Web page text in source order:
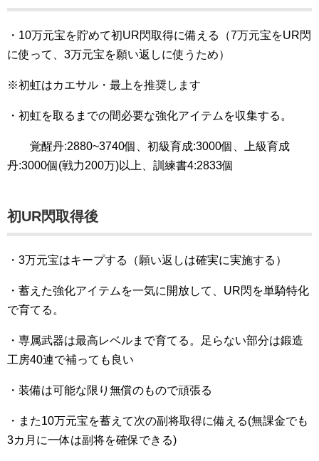
・10万元宝を貯めて初UR閃取得に備える（7万元宝をUR閃
に使って、3万元宝を願い返しに使うため）
※初虹はカエサル・最上を推奨します
・初虹を取るまでの間必要な強化アイテムを収集する。
覚醒丹:2880~3740個、初級育成:3000個、上級育成
丹:3000個(戦力200万)以上、訓練書4:2833個
初UR閃取得後
・3万元宝はキープする（願い返しは確実に実施する）
・蓄えた強化アイテムを一気に開放して、UR閃を単騎特化
で育てる。
・専属武器は最高レベルまで育てる。足らない部分は鍛造
工房40連で補っても良い
・装備は可能な限り無償のもので頑張る
・また10万元宝を蓄えて次の副将取得に備える(無課金でも
3カ月に一体は副将を確保できる)